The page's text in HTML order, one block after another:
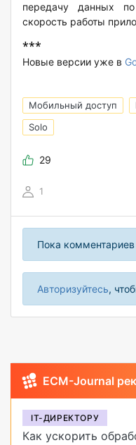
передачу данных
скорость работы
***
Новые версии уже в
Мобильный доступ
Solo
29
1
Пока комментариев
Авторизуйтесь,
ECM-Journal
IT-ДИРЕКТОРУ
Как ускорить